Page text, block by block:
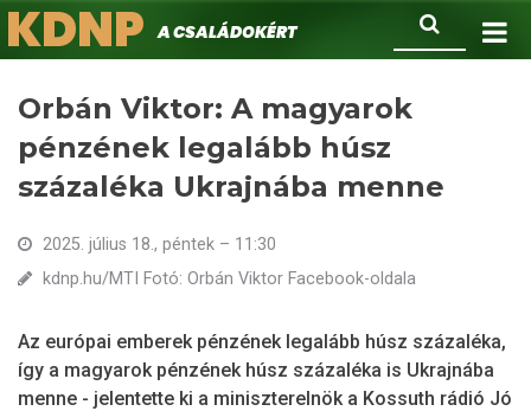
Ugrás
a
Keresés
KDNPA családokért.
Orbán Viktor: A magyarok
pénzének legalább húsz
százaléka Ukrajnába menne
2025. július 18., péntek – 11:30
kdnp.hu/MTI Fotó: Orbán Viktor Facebook-oldala
Az európai emberek pénzének legalább húsz százaléka,
így a magyarok pénzének húsz százaléka is Ukrajnába
menne - jelentette ki a miniszterelnök a Kossuth rádió Jó